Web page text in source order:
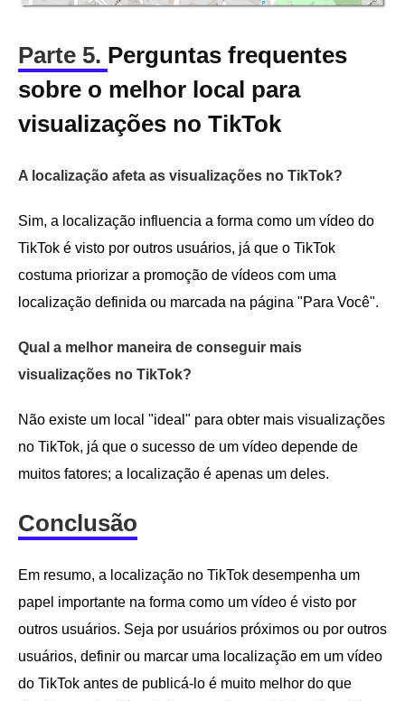
Parte 5. Perguntas frequentes
sobre o melhor local para
visualizações no TikTok
A localização afeta as visualizações no TikTok?
Sim, a localização influencia a forma como um vídeo do
TikTok é visto por outros usuários, já que o TikTok
costuma priorizar a promoção de vídeos com uma
localização definida ou marcada na página "Para Você".
Qual a melhor maneira de conseguir mais
visualizações no TikTok?
Não existe um local "ideal" para obter mais visualizações
no TikTok, já que o sucesso de um vídeo depende de
muitos fatores; a localização é apenas um deles.
Conclusão
Em resumo, a localização no TikTok desempenha um
papel importante na forma como um vídeo é visto por
outros usuários. Seja por usuários próximos ou por outros
usuários, definir ou marcar uma localização em um vídeo
do TikTok antes de publicá-lo é muito melhor do que